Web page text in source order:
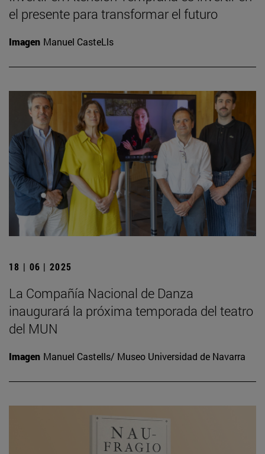
el presente para transformar el futuro
Imagen Manuel CasteLls
18 | 06 | 2025
La Compañía Nacional de Danza
inaugurará la próxima temporada del teatro
del MUN
Imagen Manuel Castells/ Museo Universidad de Navarra